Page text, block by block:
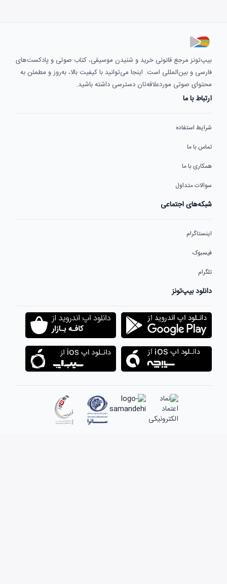
بیپ‌تونز مرجع قانونی خرید و شنیدن موسیقی، کتاب صوتی و پادکست‌های
فارسی و بین‌المللی است. اینجا می‌توانید با کیفیت بالا، به‌روز و مطمئن به
محتوای صوتی موردعلاقه‌تان دسترسی داشته باشید.
ارتباط با ما
شرایط استفاده
تماس با ما
همکاری با ما
سوالات متداول
شبکه‌های اجتماعی
اینستاگرام
فیسبوک
تلگرام
دانلود بیپ‌تونز